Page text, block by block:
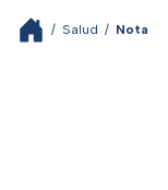
/ Salud / Nota